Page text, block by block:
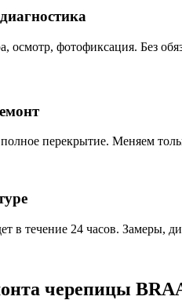
осмотр, фотофиксация. Без
перекрытие. Меняем
в течение 24 часов. Замеры,
черепицы